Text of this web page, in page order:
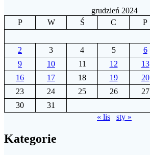
grudzień 2024
P
W Ś C P
2
3 4 5 6
9
10 11 12 13
16
17 18 19 20
23
24 25 26 27
30
31
« lis
sty »
Kategorie